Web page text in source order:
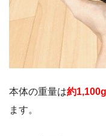
本体の重量は約1,100g
ます。